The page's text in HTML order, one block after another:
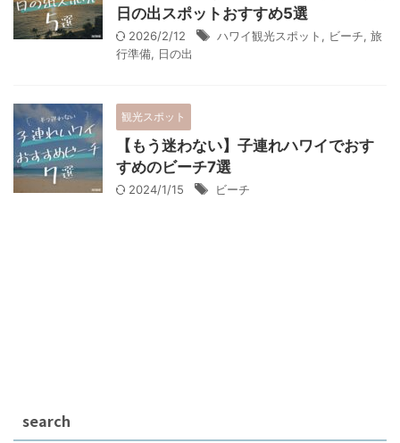
日の出スポットおすすめ5選
2026/2/12 ハワイ観光スポット , ビーチ, 旅
行準備, 日の出
観光スポット
【もう迷わない】子連れハワイでおす
すめのビーチ7選
2024/1/15 ビーチ
search